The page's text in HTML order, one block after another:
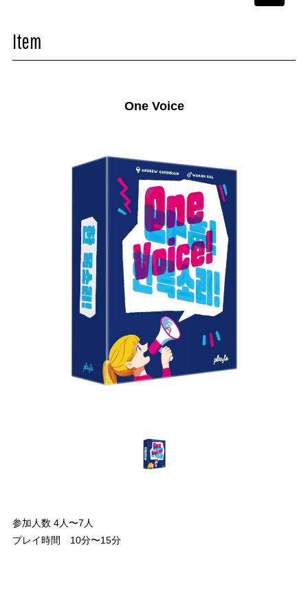
Item
One Voice
参加人数 4人〜7人
プレイ時間 10分〜15分